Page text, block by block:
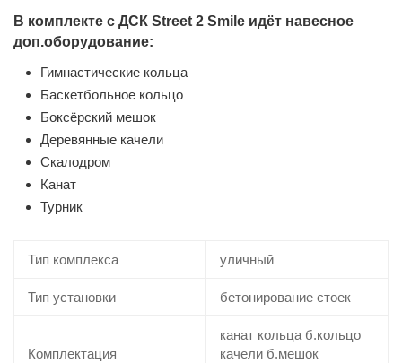
В комплекте с ДСК Street 2 Smile идёт навесное
доп.оборудование:
Гимнастические кольца
Баскетбольное кольцо
Боксёрский мешок
Деревянные качели
Скалодром
Канат
Турник
Тип комплекса уличный
Тип установки бетонирование стоек
Комплектация
канат кольца б.кольцо
качели б.мешок